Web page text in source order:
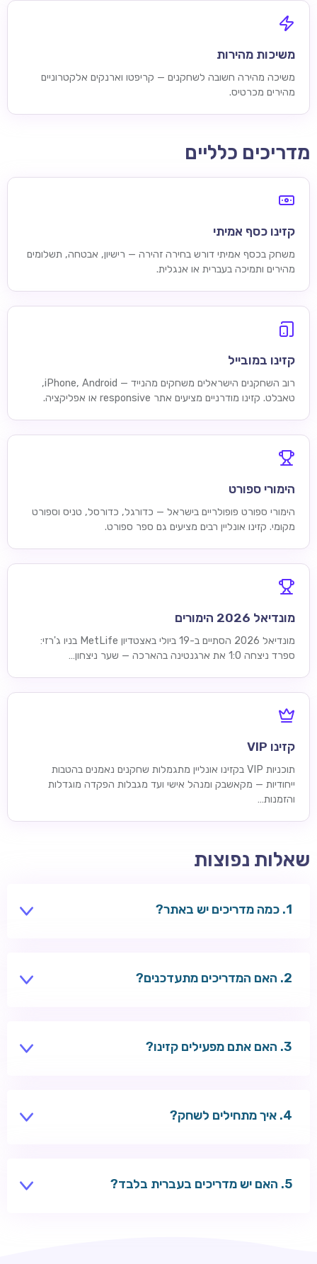
משיכות מהירות
משיכה מהירה חשובה לשחקנים — קריפטו וארנקים אלקטרוניים
מהירים מכרטיס.
מדריכים כלליים
קזינו כסף אמיתי
משחק בכסף אמיתי דורש בחירה זהירה — רישיון, אבטחה, תשלומים
מהירים ותמיכה בעברית או אנגלית.
קזינו במובייל
רוב השחקנים הישראלים משחקים מהנייד — iPhone, Android,
טאבלט. קזינו מודרניים מציעים אתר responsive או אפליקציה.
הימורי ספורט
הימורי ספורט פופולריים בישראל — כדורגל, כדורסל, טניס וספורט
מקומי. קזינו אונליין רבים מציעים גם ספר ספורט.
מונדיאל 2026 הימורים
מונדיאל 2026 הסתיים ב-19 ביולי באצטדיון MetLife בניו ג'רזי:
ספרד ניצחה 1:0 את ארגנטינה בהארכה — שער ניצחון…
קזינו VIP
תוכניות VIP בקזינו אונליין מתגמלות שחקנים נאמנים בהטבות
ייחודיות — מקאשבק ומנהל אישי ועד מגבלות הפקדה מוגדלות
והזמנות…
שאלות נפוצות
כמה מדריכים יש באתר?
האם המדריכים מתעדכנים?
האם אתם מפעילים קזינו?
איך מתחילים לשחק?
האם יש מדריכים בעברית בלבד?